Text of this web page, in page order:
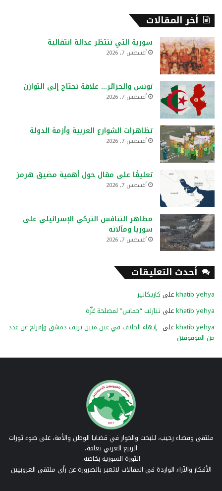
أخر المقالات
سورية التي تنتظر عدالة انتقالية
أغسطس 7, 2026
تونس والجزائر… علاقة تحتاج إلى التوازن
أغسطس 7, 2026
تظاهرات الشوارع العربية وأزمة الدولة
أغسطس 7, 2026
تعليقًا على مقال حول أهمية مضيق هرمز
أغسطس 7, 2026
مظاهر التنافس التركي الإسرائيلي على
سوريا ومآلاته
أغسطس 7, 2026
أحدث التعليقات
khatib yehyaعلى كاريكاتير
khatib yehyaعلى تنازلت “حماس” لمصلحة غزّة
khatib yehyaعلى إنهاء الخلاف في عين منين بريف دمشق وإفراج عن عدد
من الموقوفين
ملتقى وفضاء رحيب، للبحث والحوار في قضايا الوطن والأمة، على ضوء ثورات
الربيع العربي بعامة،
الثورة السورية بخاصة.
الأفكار والآراء الواردة في المقالات لاتعبر بالضرورة عن رأي ملتقى العروبيين